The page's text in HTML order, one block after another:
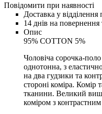
Повідомити при наявності
Доставка у
14 днів на повернення
Опис
95% COTTON 5%
Чоловіча сорочка-
однотонна, з
на два гудзики та
стороні коміра. Комір
тканини. Великий
коміром з